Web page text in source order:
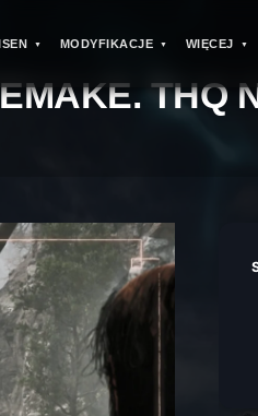
MODYFIKACJE WIĘCEJ
THQ